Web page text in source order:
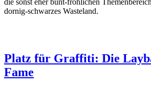
die sonst eher bunt-fröhlichen
dornig-schwarzes Wasteland.
Platz für Graffiti: Die
Fame